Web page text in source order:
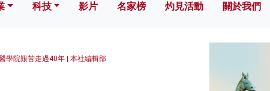
科技 影片 名家榜 灼見活動 關於我們
學院艱苦走過40年 | 本社編輯部